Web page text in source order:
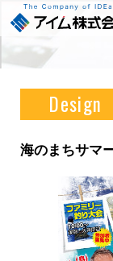
Design
海のまちサマ